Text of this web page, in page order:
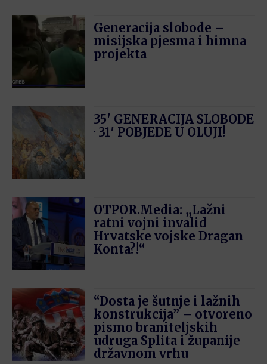
Generacija slobode –
misijska pjesma i himna
projekta
35′ GENERACIJA SLOBODE
· 31′ POBJEDE U OLUJI!
OTPOR.Media: „Lažni
ratni vojni invalid
Hrvatske vojske Dragan
Konta?!“
“Dosta je šutnje i lažnih
konstrukcija” – otvoreno
pismo braniteljskih
udruga Splita i županije
državnom vrhu